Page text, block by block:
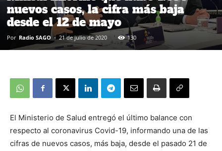
nuevos casos, la cifra más baja
desde el 12 de mayo
Por Radio SAGO - 21 de julio de 2020 130
El Ministerio de Salud entregó el último balance con
respecto al coronavirus Covid-19, informando una de las
cifras de nuevos casos, más baja, desde el pasado 21 de